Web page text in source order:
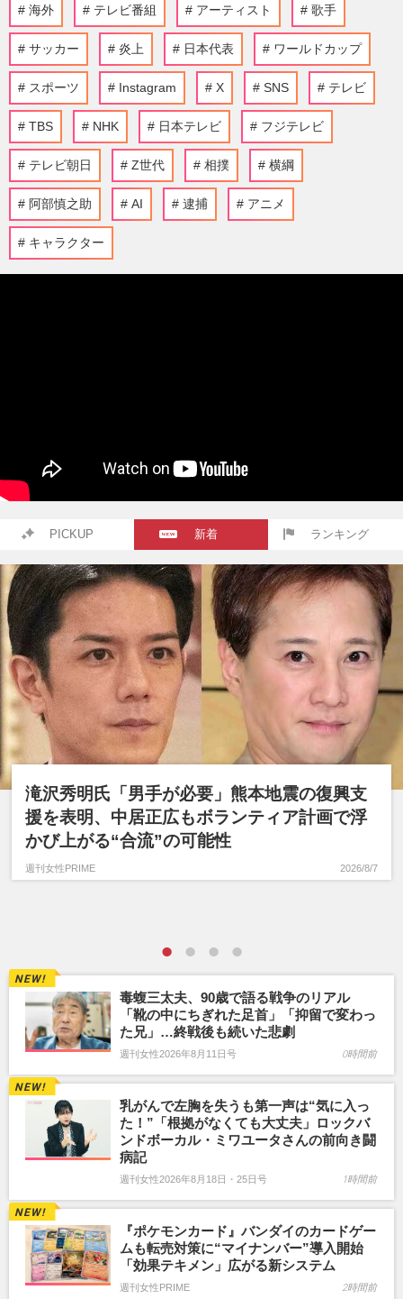
海外 テレビ番組 アーティスト 歌手
サッカー 炎上 日本代表 ワールドカップ
スポーツ Instagram X SNS テレビ
TBS NHK 日本テレビ フジテレビ
テレビ朝日 Z世代 相撲 横綱
阿部慎之助 AI 逮捕 アニメ
キャラクター
PICKUP 新着 ランキング
滝沢秀明氏「男手が必要」熊本地震の復興支
援を表明、中居正広もボランティア計画で浮
かび上がる“合流”の可能性
週刊女性PRIME 2026/8/7
毒蝮三太夫、90歳で語る戦争のリアル
「靴の中にちぎれた足首」「抑留で変わっ
た兄」…終戦後も続いた悲劇
週刊女性2026年8月11日号 0時間前
乳がんで左胸を失うも第一声は“気に入っ
た！”「根拠がなくても大丈夫」ロックバ
ンドボーカル・ミワユータさんの前向き闘
病記
週刊女性2026年8月18日・25日号 1時間前
『ポケモンカード』バンダイのカードゲー
ムも転売対策に“マイナンバー”導入開始
「効果テキメン」広がる新システム
週刊女性PRIME 2時間前